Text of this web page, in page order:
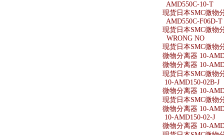
AMD550C-10-T
现货日本SMC微物
AMD550C-F06D-T
现货日本SMC微物
WRONG NO
现货日本SMC微物
微物分离器 10-
微物分离器 10-
现货日本SMC微物
10-AMD150-02B-J
微物分离器 10-
现货日本SMC微物
微物分离器 10-
10-AMD150-02-J
微物分离器 10-